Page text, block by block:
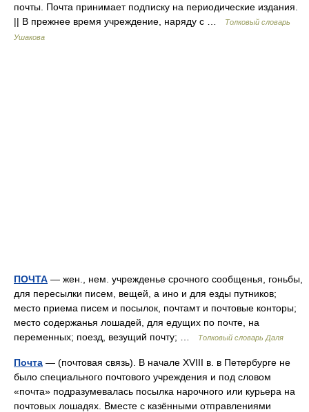
почты. Почта принимает подписку на периодические издания.
|| В прежнее время учреждение, наряду с …
Толковый словарь
Ушакова
ПОЧТА — жен., нем. учрежденье срочного сообщенья, гоньбы,
для пересылки писем, вещей, а ино и для езды путников;
место приема писем и посылок, почтамт и почтовые конторы;
место содержанья лошадей, для едущих по почте, на
переменных; поезд, везущий почту; …
Толковый словарь Даля
Почта — (почтовая связь). В начале XVIII в. в Петербурге не
было специального почтового учреждения и под словом
«почта» подразумевалась посылка нарочного или курьера на
почтовых лошадях. Вместе с казёнными отправлениями